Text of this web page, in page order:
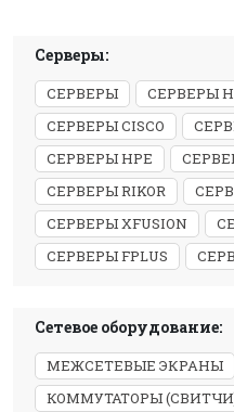
Серверы:
СЕРВЕРЫ СЕРВЕРЫ
СЕРВЕРЫ CISCO
СЕРВЕРЫ HPE
СЕРВЕРЫ RIKOR
СЕРВЕРЫ XFUSION
СЕРВЕРЫ FPLUS
Сетевое оборудование:
МЕЖСЕТЕВЫЕ ЭКРАНЫ
КОММУТАТОРЫ